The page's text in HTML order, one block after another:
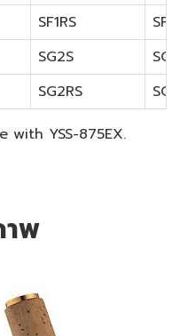
SF1RS
SG2S
SG2RS
with YSS-875EX.
พ